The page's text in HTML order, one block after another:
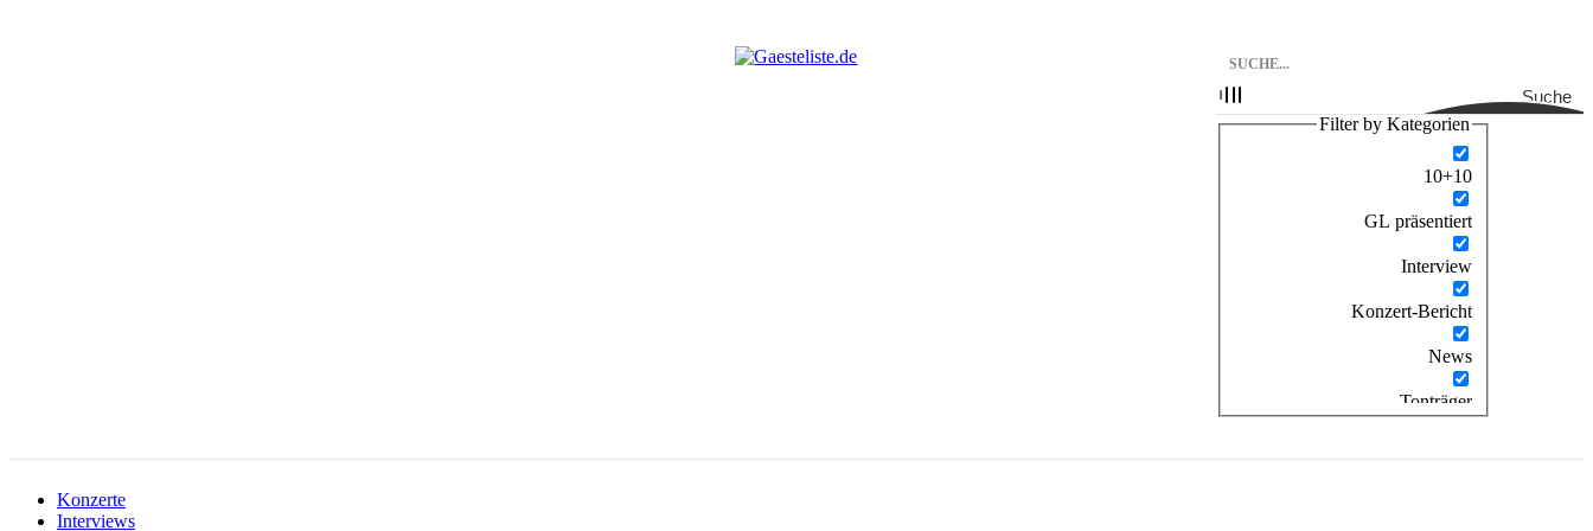
Suche
Filter by Kategorien
10+10
GL präsentiert
Interview
Konzert-Bericht
News
Tonträger
Konzerte
Interviews